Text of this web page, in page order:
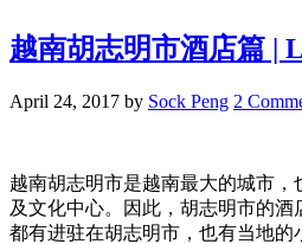
越南胡志明市酒店篇 |
April 24, 2017 by Sock Peng 2
越南胡志明市是越南最大的城市，
及文化中心。因此，胡志明市的酒
都有进驻在胡志明市，也有当地的